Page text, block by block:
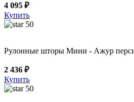
4 095 ₽
Купить
50
Рулонные шторы Мини - Ажур
2 436 ₽
Купить
50